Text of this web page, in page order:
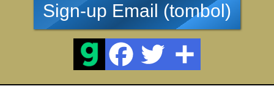
Sign-up Email (tombol)